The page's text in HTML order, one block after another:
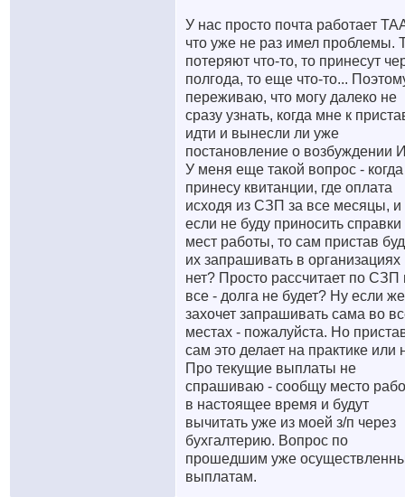
У нас просто почта работает
что уже не раз имел проблемы.
потеряют что-то, то принесут
полгода, то еще что-то...
переживаю, что могу далеко не
сразу узнать, когда мне к
идти и вынесли ли уже
постановление о возбуждении
У меня еще такой вопрос -
принесу квитанции, где оплата
исходя из СЗП за все месяцы, и
если не буду приносить справки
мест работы, то сам пристав
их запрашивать в организациях
нет? Просто рассчитает по СЗП
все - долга не будет? Ну если
захочет запрашивать сама во
местах - пожалуйста. Но
сам это делает на практике или
Про текущие выплаты не
спрашиваю - сообщу место
в настоящее время и будут
вычитать уже из моей з/п через
бухгалтерию. Вопрос по
прошедшим уже
выплатам.